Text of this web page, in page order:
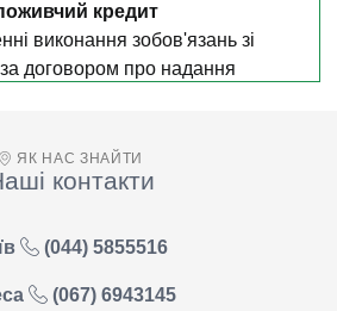
кредит
виконання зобов'язань зі
договором про надання
у розмірі та порядку,
Договором (п. 4.8.
надана для укладення Договору,
кредитних історій (п. 6.3-6.4.
ЯК НАС ЗНАЙТИ
контакти
(044) 5855516
(067) 6943145